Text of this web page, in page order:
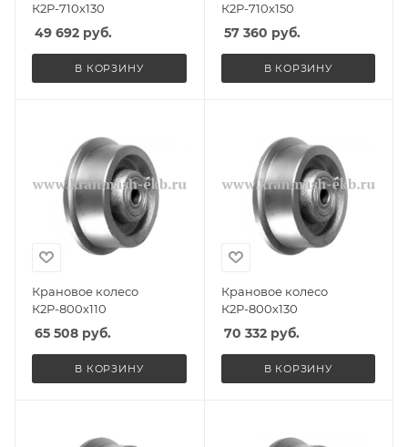
К2Р-710х130
49 692 руб.
В КОРЗИНУ
К2Р-710х150
57 360 руб.
В КОРЗИНУ
Крановое колесо
К2Р-800х110
65 508 руб.
В КОРЗИНУ
Крановое колесо
К2Р-800х130
70 332руб.
В КОРЗИНУ